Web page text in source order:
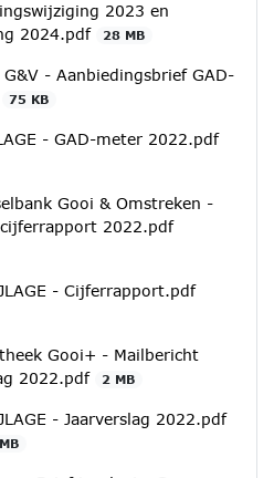
2023 en
2024.pdf
28 MB
- Aanbiedingsbrief GAD-
75 KB
- GAD-meter 2022.pdf
Gooi & Omstreken -
2022.pdf
- Cijferrapport.pdf
Gooi+ - Mailbericht
2022.pdf
2 MB
- Jaarverslag 2022.pdf